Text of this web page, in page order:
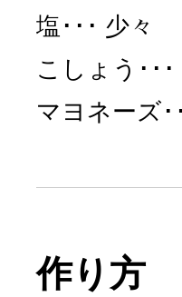
塩
少々
こしょう
マヨネーズ
作り方